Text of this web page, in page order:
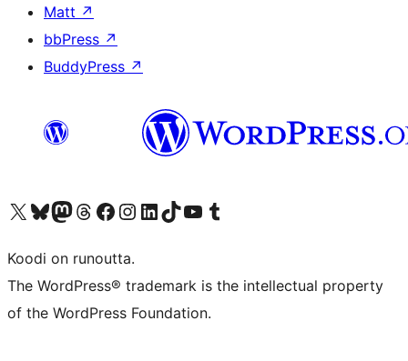
Matt ↗
bbPress ↗
BuddyPress ↗
Visit our X (formerly Twitter) account
Visit our Bluesky account
Visit our Mastodon account
Visit our Threads account
Visit our Facebook page
Visit our Instagram account
Visit our LinkedIn account
Visit our TikTok account
Näytä YouTube-kanava
Visit our Tumblr account
Koodi on runoutta.
The WordPress® trademark is the intellectual property
of the WordPress Foundation.